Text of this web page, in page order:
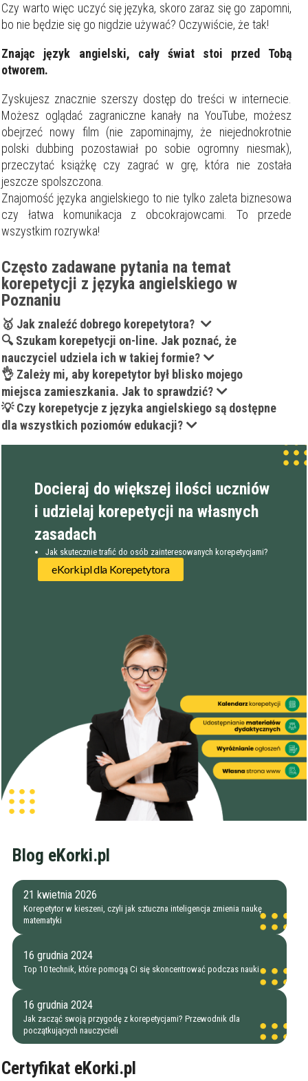
Czy warto więc uczyć się języka, skoro zaraz się go zapomni,
bo nie będzie się go nigdzie używać? Oczywiście, że tak!
Znając język angielski, cały świat stoi przed Tobą
otworem.
Zyskujesz znacznie szerszy dostęp do treści w internecie.
Możesz oglądać zagraniczne kanały na YouTube, możesz
obejrzeć nowy film (nie zapominajmy, że niejednokrotnie
polski dubbing pozostawiał po sobie ogromny niesmak),
przeczytać książkę czy zagrać w grę, która nie została
jeszcze spolszczona.
Znajomość języka angielskiego to nie tylko zaleta biznesowa
czy łatwa komunikacja z obcokrajowcami.
To przede
wszystkim rozrywka!
Często zadawane pytania na temat
korepetycji z języka angielskiego w
Poznaniu
🥇 Jak znaleźć dobrego korepetytora?
🔍 Szukam korepetycji on-line. Jak poznać, że
nauczyciel udziela ich w takiej formie?
👌 Zależy mi, aby korepetytor był blisko mojego
miejsca zamieszkania. Jak to sprawdzić?
💡 Czy korepetycje z języka angielskiego są dostępne
dla wszystkich poziomów edukacji?
Docieraj do większej ilości uczniów
i udzielaj korepetycji na własnych
zasadach
Jak skutecznie trafić do osób zainteresowanych korepetycjami?
eKorki.pl dla Korepetytora
Blog eKorki.pl
21 kwietnia 2026
Korepetytor w kieszeni, czyli jak sztuczna inteligencja zmienia naukę
matematyki
16 grudnia 2024
Top 10 technik, które pomogą Ci się skoncentrować podczas nauki
16 grudnia 2024
Jak zacząć swoją przygodę z korepetycjami? Przewodnik dla
początkujących nauczycieli
Certyfikat eKorki.pl